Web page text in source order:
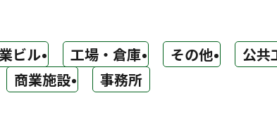
ビル 工場・倉庫 その他
公共
商業施設 事務所